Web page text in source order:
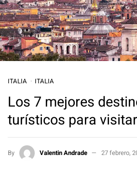
ITALIA ITALIA
Los 7 mejores
turísticos para
By Valentin Andrade 27 febrero,